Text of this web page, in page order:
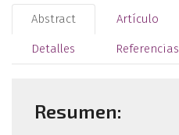
Abstract Artículo
Detalles Referencias
Resumen: